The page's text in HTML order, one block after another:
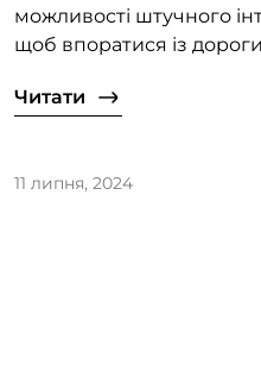
можливості штучного
щоб впоратися із
Читати
11 липня, 2024